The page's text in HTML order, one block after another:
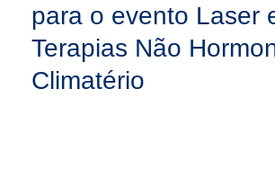
para o evento Laser
Terapias Não
Climatério